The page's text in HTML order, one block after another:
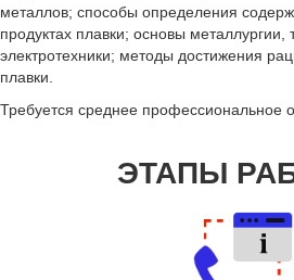
металлов; способы определения
продуктах плавки; основы металлургии,
электротехники; методы достижения
плавки.
Требуется среднее профессиональное
ЭТАПЫ